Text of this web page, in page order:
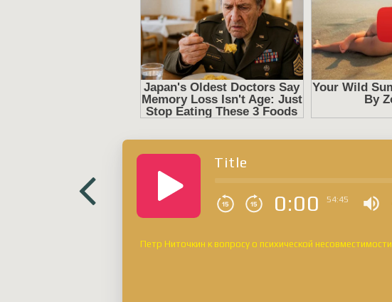
Title
0:00 54:45
Петр Ниточкин к вопросу о психической несовместимости